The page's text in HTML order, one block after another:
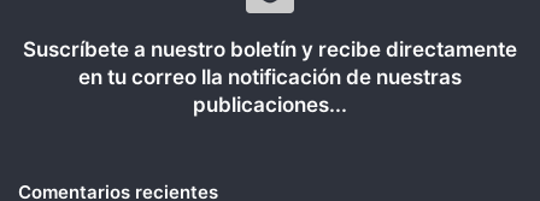
Suscríbete a nuestro boletín y recibe directamente
en tu correo lla notificación de nuestras
publicaciones...
Comentarios recientes